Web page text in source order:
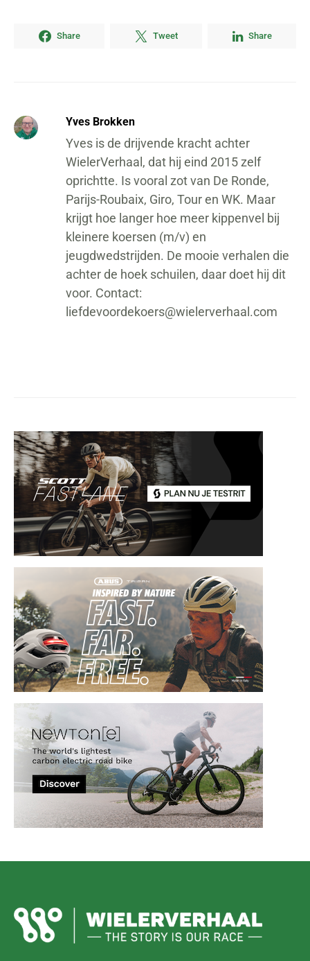
Share Tweet Share
Yves Brokken
Yves is de drijvende kracht achter
WielerVerhaal, dat hij eind 2015 zelf
oprichtte. Is vooral zot van De Ronde,
Parijs-Roubaix, Giro, Tour en WK. Maar
krijgt hoe langer hoe meer kippenvel bij
kleinere koersen (m/v) en
jeugdwedstrijden. De mooie verhalen die
achter de hoek schuilen, daar doet hij dit
voor. Contact:
liefdevoordekoers@wielerverhaal.com